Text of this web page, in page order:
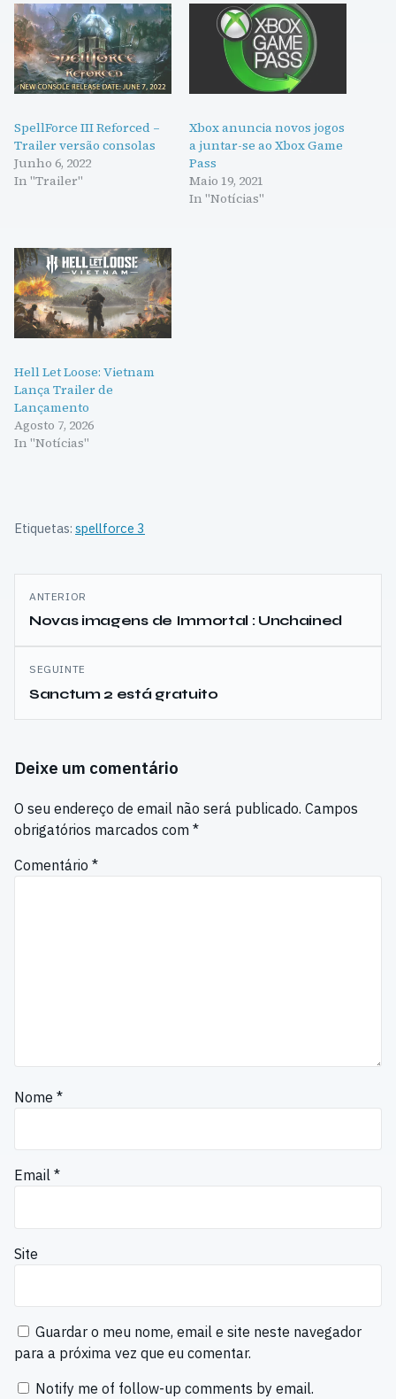
SpellForce III Reforced –
Trailer versão consolas
Junho 6, 2022
In "Trailer"
Xbox anuncia novos jogos
a juntar-se ao Xbox Game
Pass
Maio 19, 2021
In "Notícias"
Hell Let Loose: Vietnam
Lança Trailer de
Lançamento
Agosto 7, 2026
In "Notícias"
Etiquetas: spellforce 3
Navegação
de
artigos
ANTERIOR
Novas imagens de Immortal : Unchained
SEGUINTE
Sanctum 2 está gratuito
Deixe um comentário
O seu endereço de email não será publicado. Campos
obrigatórios marcados com *
Comentário *
Nome *
Email *
Site
Guardar o meu nome, email e site neste navegador
para a próxima vez que eu comentar.
Notify me of follow-up comments by email.